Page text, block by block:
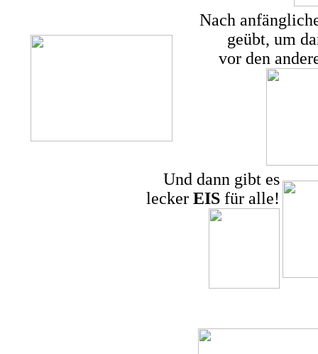
Nach
geübt, um
vor den
Und dann gibt es
lecker EIS für alle!